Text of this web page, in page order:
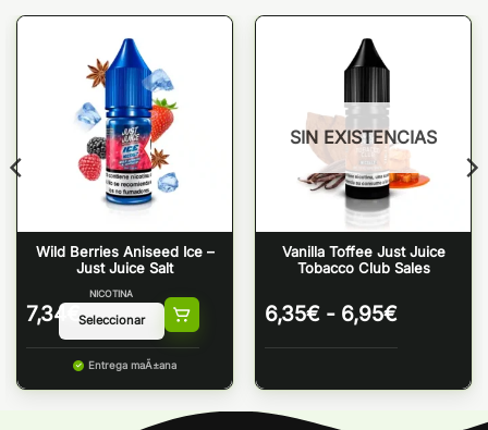
Wild Berries Aniseed Ice –
Just Juice Salt
7,34 €
NICOTINA
Entrega maÃ±ana
SIN EXISTENCIAS
Vanilla Toffee Just Juice
Tobacco Club Sales
6,35€ - 6,95€Rango
precios:
6,35€